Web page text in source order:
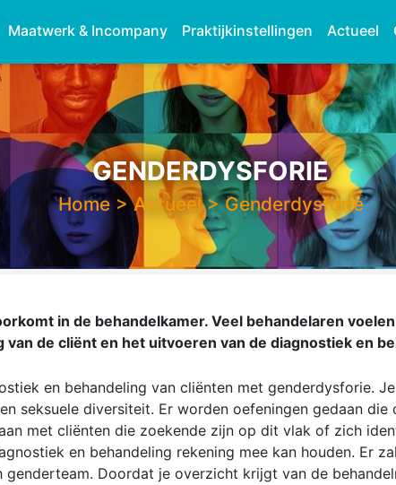
Maatwerk & Incompany Praktijkinstellingen Actueel
GENDERDYSFORIE
Home>Actueel>Genderdysforie
in de behandelkamer. Veel behandelaren
de cliënt en het uitvoeren van de diagnostiek en
en behandeling van cliënten met genderdysforie.
seksuele diversiteit. Er worden oefeningen gedaan
met cliënten die zoekende zijn op dit vlak of zich
en behandeling rekening mee kan houden. Er
genderteam. Doordat je overzicht krijgt van de